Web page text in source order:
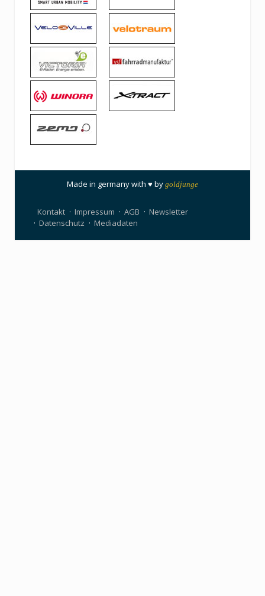
Made in germany with ♥ by goldjunge
Kontakt Impressum AGB
Newsletter
Datenschutz
Mediadaten